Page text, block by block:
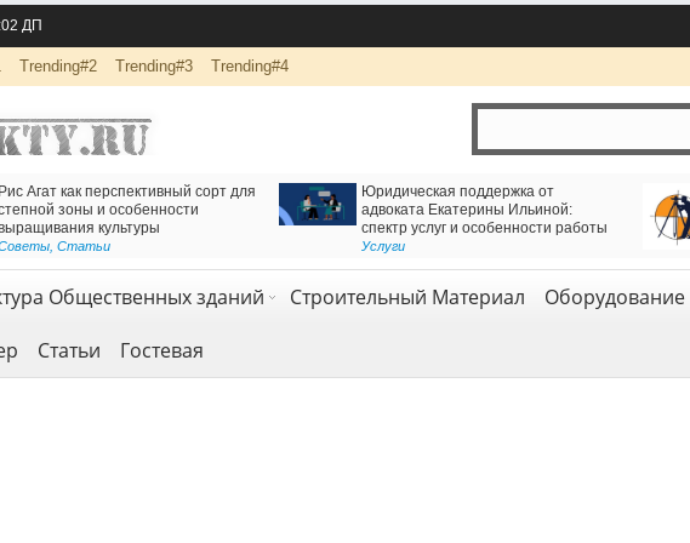
ДП
Trending#2 Trending#3 Trending#4
Есть решение для движения через
Железнодорожный тоннель
Логистика и комплексная перевозка
компанией АВАС ГРУПП
Транспорт и логистика
Общественных зданий Строительный Материал
Оборудование
Статьи Гостевая